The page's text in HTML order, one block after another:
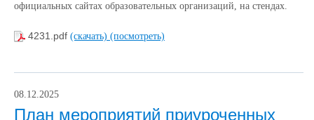
официальных сайтах образовательных организаций, на стендах.
4231.pdf (скачать) (посмотреть)
08.12.2025
План мероприятий приуроченных